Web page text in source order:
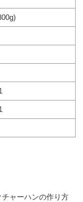
ャーハンの作り方